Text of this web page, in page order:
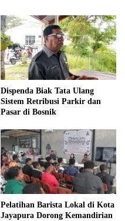
Dispenda Biak Tata Ulang
Sistem Retribusi Parkir dan
Pasar di Bosnik
Pelatihan Barista Lokal di Kota
Jayapura Dorong Kemandirian